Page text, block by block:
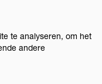
te analyseren, om het
andere